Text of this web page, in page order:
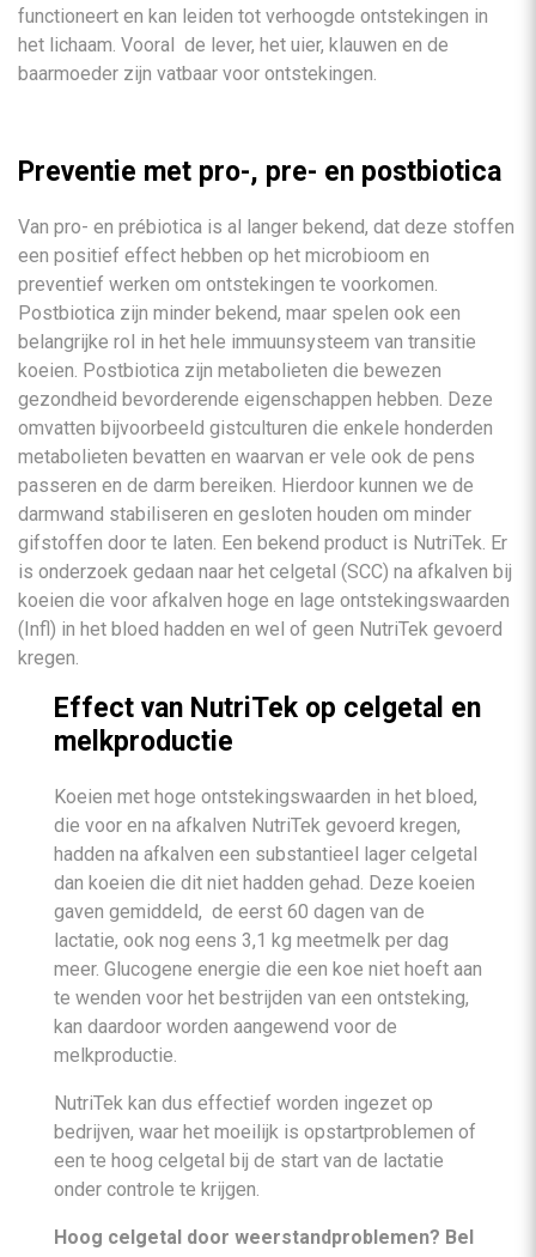
functioneert en kan leiden tot verhoogde ontstekingen in
het lichaam. Vooral de lever, het uier, klauwen en de
baarmoeder zijn vatbaar voor ontstekingen.
Preventie met pro-, pre- en postbiotica
Van pro- en prébiotica is al langer bekend, dat deze stoffen
een positief effect hebben op het microbioom en
preventief werken om ontstekingen te voorkomen.
Postbiotica zijn minder bekend, maar spelen ook een
belangrijke rol in het hele immuunsysteem van transitie
koeien. Postbiotica zijn metabolieten die bewezen
gezondheid bevorderende eigenschappen hebben. Deze
omvatten bijvoorbeeld gistculturen die enkele honderden
metabolieten bevatten en waarvan er vele ook de pens
passeren en de darm bereiken. Hierdoor kunnen we de
darmwand stabiliseren en gesloten houden om minder
gifstoffen door te laten. Een bekend product is NutriTek. Er
is onderzoek gedaan naar het celgetal (SCC) na afkalven bij
koeien die voor afkalven hoge en lage ontstekingswaarden
(Infl) in het bloed hadden en wel of geen NutriTek gevoerd
kregen.
Effect van NutriTek op celgetal en
melkproductie
Koeien met hoge ontstekingswaarden in het bloed,
die voor en na afkalven NutriTek gevoerd kregen,
hadden na afkalven een substantieel lager celgetal
dan koeien die dit niet hadden gehad. Deze koeien
gaven gemiddeld, de eerst 60 dagen van de
lactatie, ook nog eens 3,1 kg meetmelk per dag
meer. Glucogene energie die een koe niet hoeft aan
te wenden voor het bestrijden van een ontsteking,
kan daardoor worden aangewend voor de
melkproductie.
NutriTek kan dus effectief worden ingezet op
bedrijven, waar het moeilijk is opstartproblemen of
een te hoog celgetal bij de start van de lactatie
onder controle te krijgen.
Hoog celgetal door weerstandproblemen? Bel